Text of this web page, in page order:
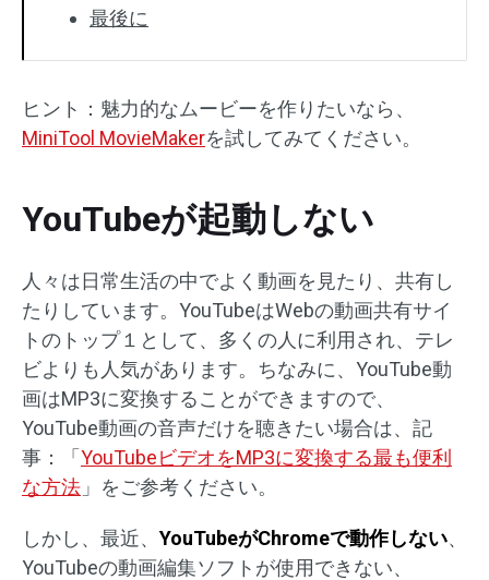
最後に
ヒント：魅力的なムービーを作りたいなら、
MiniTool MovieMakerを試してみてください。
YouTubeが起動しない
人々は日常生活の中でよく動画を見たり、共有し
たりしています。YouTubeはWebの動画共有サイ
トのトップ１として、多くの人に利用され、テレ
ビよりも人気があります。ちなみに、YouTube動
画はMP3に変換することができますので、
YouTube動画の音声だけを聴きたい場合は、記
事：「 YouTubeビデオをMP3に変換する最も便利
な方法 」をご参考ください。
しかし、最近、 YouTubeがChromeで動作しない、
YouTubeの動画編集ソフトが使用できない、